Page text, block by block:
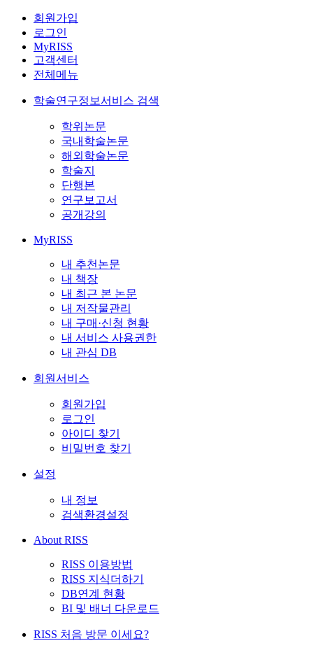
회원가입
로그인
MyRISS
고객센터
전체메뉴
학술연구정보서비스 검색
학위논문
국내학술논문
해외학술논문
학술지
단행본
연구보고서
공개강의
MyRISS
내 추천논문
내 책장
내 최근 본 논문
내 저작물관리
내 구매·신청 현황
내 서비스 사용권한
내 관심 DB
회원서비스
회원가입
로그인
아이디 찾기
비밀번호 찾기
설정
내 정보
검색환경설정
About RISS
RISS 이용방법
RISS 지식더하기
DB연계 현황
BI 및 배너 다운로드
RISS 처음 방문 이세요?